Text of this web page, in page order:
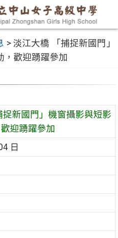
> 淡江大橋 「捕捉新國門」
，歡迎踴躍參加
捉新國門」機窗攝影與短影
迎踴躍參加
日